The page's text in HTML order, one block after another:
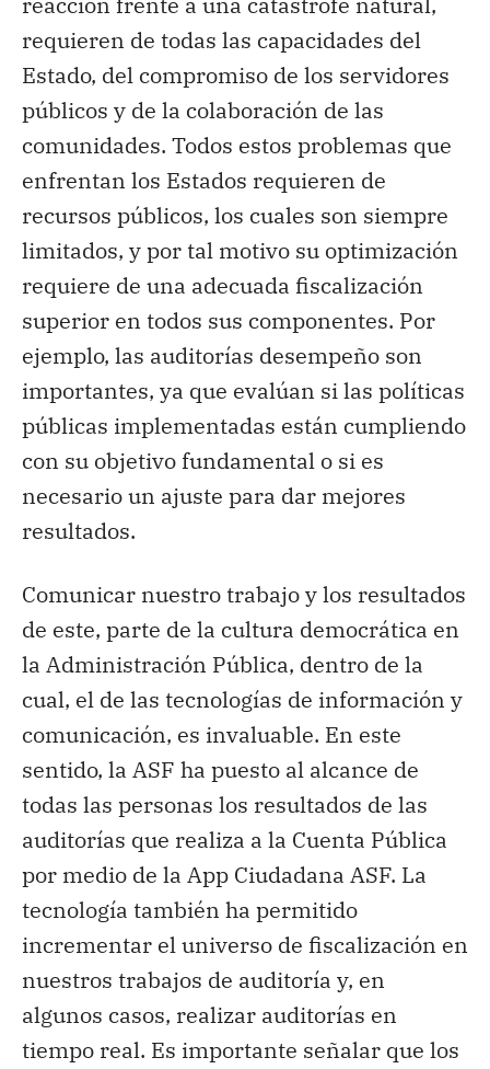
requieren de todas las capacidades del
Estado, del compromiso de los servidores
públicos y de la colaboración de las
comunidades. Todos estos problemas que
enfrentan los Estados requieren de
recursos públicos, los cuales son siempre
limitados, y por tal motivo su optimización
requiere de una adecuada fiscalización
superior en todos sus componentes. Por
ejemplo, las auditorías desempeño son
importantes, ya que evalúan si las políticas
públicas implementadas están cumpliendo
con su objetivo fundamental o si es
necesario un ajuste para dar mejores
resultados.
Comunicar nuestro trabajo y los resultados
de este, parte de la cultura democrática en
la Administración Pública, dentro de la
cual, el de las tecnologías de información y
comunicación, es invaluable. En este
sentido, la ASF ha puesto al alcance de
todas las personas los resultados de las
auditorías que realiza a la Cuenta Pública
por medio de la App Ciudadana ASF. La
tecnología también ha permitido
incrementar el universo de fiscalización en
nuestros trabajos de auditoría y, en
algunos casos, realizar auditorías en
tiempo real. Es importante señalar que los